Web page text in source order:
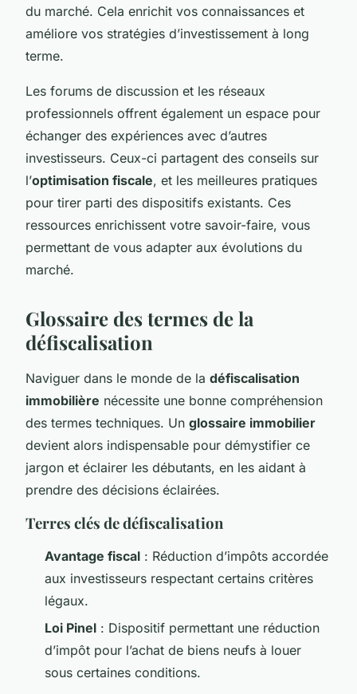
du marché. Cela enrichit vos connaissances et
améliore vos stratégies d’investissement à long
terme.
Les forums de discussion et les réseaux
professionnels offrent également un espace pour
échanger des expériences avec d’autres
investisseurs. Ceux-ci partagent des conseils sur
l’optimisation fiscale, et les meilleures pratiques
pour tirer parti des dispositifs existants. Ces
ressources enrichissent votre savoir-faire, vous
permettant de vous adapter aux évolutions du
marché.
Glossaire des termes de la
défiscalisation
Naviguer dans le monde de la défiscalisation
immobilière nécessite une bonne compréhension
des termes techniques. Un glossaire immobilier
devient alors indispensable pour démystifier ce
jargon et éclairer les débutants, en les aidant à
prendre des décisions éclairées.
Terres clés de défiscalisation
Avantage fiscal : Réduction d’impôts accordée
aux investisseurs respectant certains critères
légaux.
Loi Pinel : Dispositif permettant une réduction
d’impôt pour l’achat de biens neufs à louer
sous certaines conditions.